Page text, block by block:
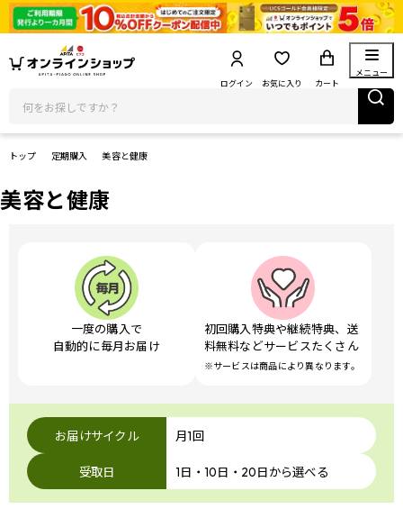
ログイン お気に入り カート
メニュー
トップ 定期購入 美容と健康
美容と健康
一度の購入で
自動的に毎月お届け
初回購入特典や継続特典、送
料無料などサービスたくさん
※サービスは商品により異なります。
お届けサイクル 月1回
受取日 1日・10日・20日から選べる